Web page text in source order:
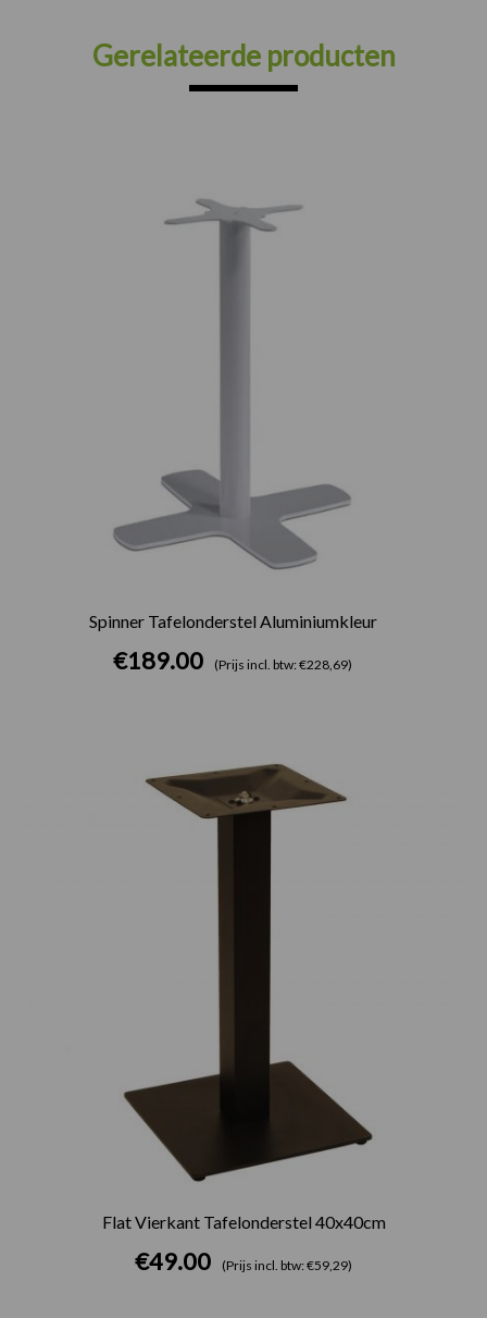
Gerelateerde producten
Spinner Tafelonderstel Aluminiumkleur
€189.00 (Prijs incl. btw: €228,69)
Flat Vierkant Tafelonderstel 40x40cm
€49.00 (Prijs incl. btw: €59,29)